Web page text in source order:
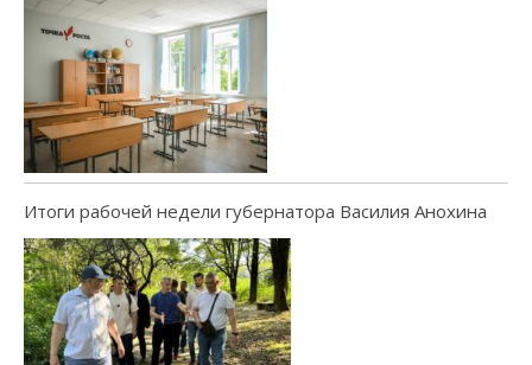
Итоги рабочей недели губернатора Василия Анохина